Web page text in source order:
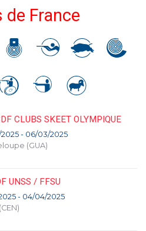
France
CLUBS SKEET OLYMPIQUE
- 06/03/2025
(GUA)
UNSS / FFSU
- 04/04/2025